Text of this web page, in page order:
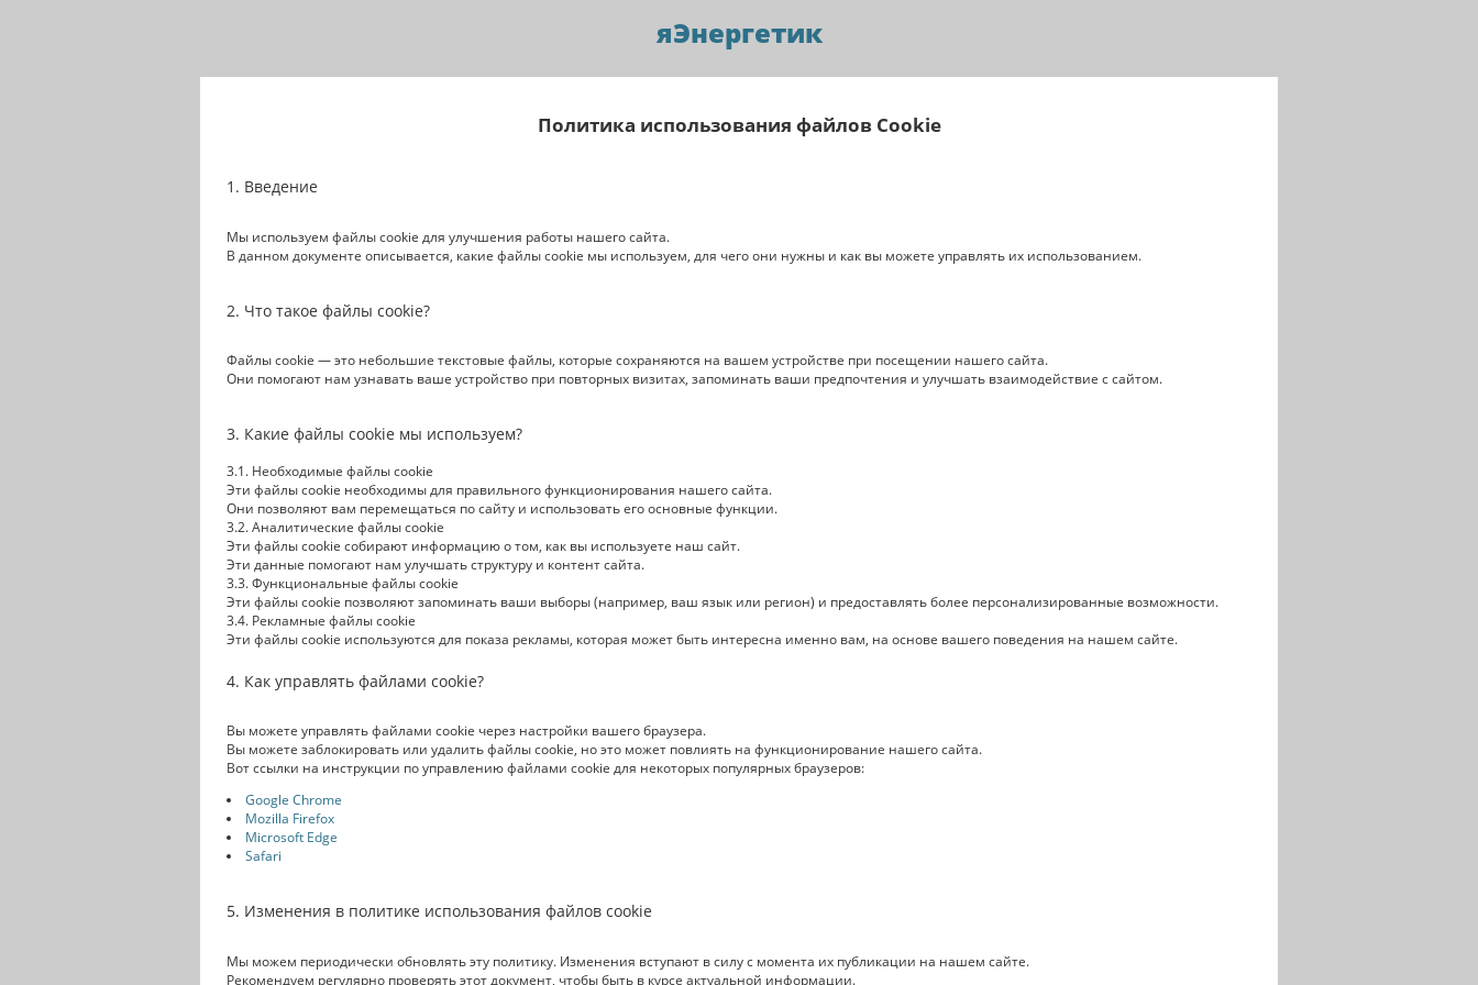
яЭнергетик
Политика использования файлов Cookie
Введение
Мы используем файлы cookie для улучшения работы нашего сайта.
В данном документе описывается, какие файлы cookie мы используем, для чего они нужны и как вы можете управлять их использованием.
Что такое файлы cookie?
Файлы cookie — это небольшие текстовые файлы, которые сохраняются на вашем устройстве при посещении нашего сайта.
Они помогают нам узнавать ваше устройство при повторных визитах, запоминать ваши предпочтения и улучшать взаимодействие с сайтом.
Какие файлы cookie мы используем?
Необходимые файлы cookie
Эти файлы cookie необходимы для правильного функционирования нашего сайта.
Они позволяют вам перемещаться по сайту и использовать его основные функции.
Аналитические файлы cookie
Эти файлы cookie собирают информацию о том, как вы используете наш сайт.
Эти данные помогают нам улучшать структуру и контент сайта.
Функциональные файлы cookie
Эти файлы cookie позволяют запоминать ваши выборы (например, ваш язык или регион) и предоставлять более персонализированные возможности.
Рекламные файлы cookie
Эти файлы cookie используются для показа рекламы, которая может быть интересна именно вам, на основе вашего поведения на нашем сайте.
Как управлять файлами cookie?
Вы можете управлять файлами cookie через настройки вашего браузера.
Вы можете заблокировать или удалить файлы cookie, но это может повлиять на функционирование нашего сайта.
Вот ссылки на инструкции по управлению файлами cookie для некоторых популярных браузеров:
Google Chrome
Mozilla Firefox
Microsoft Edge
Safari
Изменения в политике использования файлов cookie
Мы можем периодически обновлять эту политику. Изменения вступают в силу с момента их публикации на нашем сайте.
Рекомендуем регулярно проверять этот документ, чтобы быть в курсе актуальной информации.